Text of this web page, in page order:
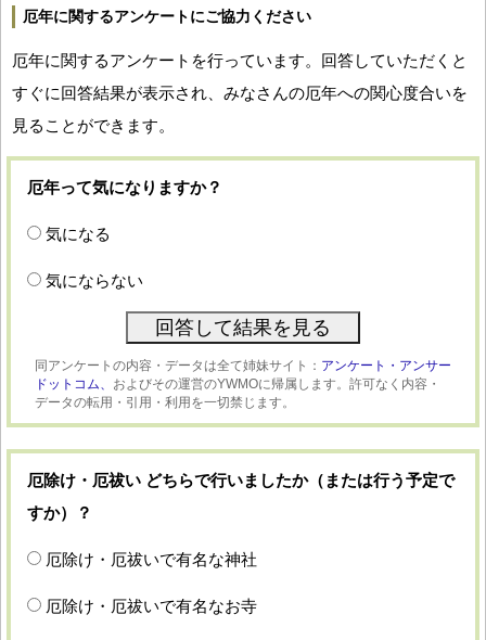
厄年に関するアンケートにご協力ください
厄年に関するアンケートを行っています。回答していただくと
すぐに回答結果が表示され、みなさんの厄年への関心度合いを
見ることができます。
厄年って気になりますか？
気になる
気にならない
同アンケートの内容・データは全て姉妹サイト： アンケート・アンサー
ドットコム、 およびその運営のYWMOに帰属します。許可なく内容・
データの転用・引用・利用を一切禁じます。
厄除け・厄祓い どちらで行いましたか（または行う予定で
すか）？
厄除け・厄祓いで有名な神社
厄除け・厄祓いで有名なお寺